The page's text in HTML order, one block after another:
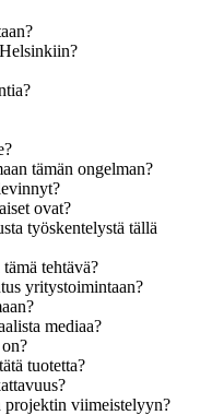
tämän ongelman?
ovat?
työskentelystä tällä
tehtävä?
yritystoimintaan?
mediaa?
tuotetta?
projektin viimeistelyyn?